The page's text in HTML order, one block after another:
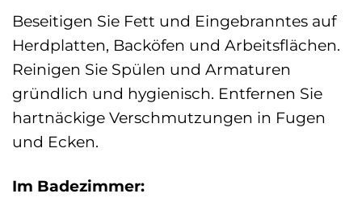
Beseitigen Sie Fett und Eingebranntes auf
Herdplatten, Backöfen und Arbeitsflächen.
Reinigen Sie Spülen und Armaturen
gründlich und hygienisch. Entfernen Sie
hartnäckige Verschmutzungen in Fugen
und Ecken.
Im Badezimmer: